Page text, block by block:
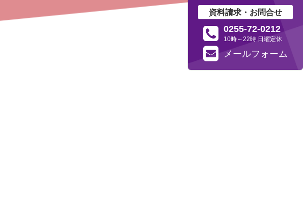
資料請求・お問合せ
0255-72-0212
10時～22時 日曜定休
メールフォーム